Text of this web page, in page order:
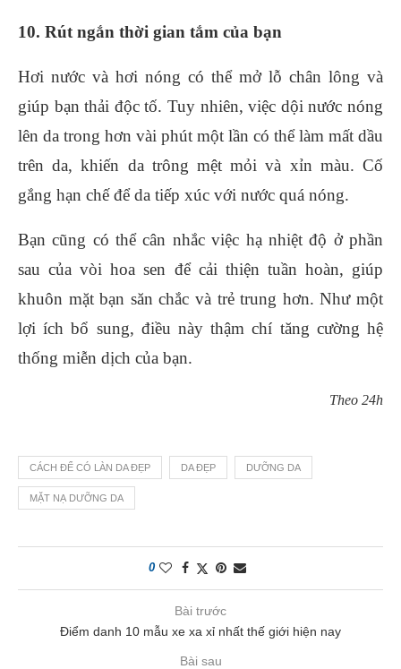
10. Rút ngắn thời gian tắm của bạn
Hơi nước và hơi nóng có thể mở lỗ chân lông và
giúp bạn thải độc tố. Tuy nhiên, việc dội nước nóng
lên da trong hơn vài phút một lần có thể làm mất dầu
trên da, khiến da trông mệt mỏi và xỉn màu. Cố
gắng hạn chế để da tiếp xúc với nước quá nóng.
Bạn cũng có thể cân nhắc việc hạ nhiệt độ ở phần
sau của vòi hoa sen để cải thiện tuần hoàn, giúp
khuôn mặt bạn săn chắc và trẻ trung hơn. Như một
lợi ích bổ sung, điều này thậm chí tăng cường hệ
thống miễn dịch của bạn.
Theo 24h
CÁCH ĐỂ CÓ LÀN DA ĐẸP DA ĐẸP DƯỠNG DA
MẶT NẠ DƯỠNG DA
0
Bài trước
Điểm danh 10 mẫu xe xa xỉ nhất thế giới hiện nay
Bài sau